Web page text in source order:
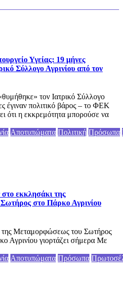
Υγείας: 19 μήνες
Σύλλογο Αγρινίου από τον
τον Ιατρικό Σύλλογο
έγιναν πολιτικό βάρος – το ΦΕΚ
ότι η εκκρεμότητα μπορούσε να
Αποτυπώματα Πολιτική Πρόσωπα
εκκλησάκι της
στο Πάρκο Αγρινίου
της Μεταμορφώσεως του Σωτήρος
Αγρινίου γιορτάζει σήμερα Με
Αποτυπώματα Πρόσωπα